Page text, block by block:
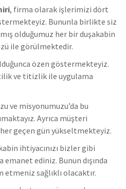
, firma olarak işlerimizi dört
Bununla birlikte siz
olduğumuz her bir duşakabin
ile görülmektedir.
özen göstermekteyiz.
ve titizlik ile uygulama
ve misyonumuzu’da bu
Ayrıca müşteri
geçen gün yükseltmekteyiz.
ihtiyacınızı bizler gibi
ediniz. Bunun dışında
sağlıklı olacaktır.